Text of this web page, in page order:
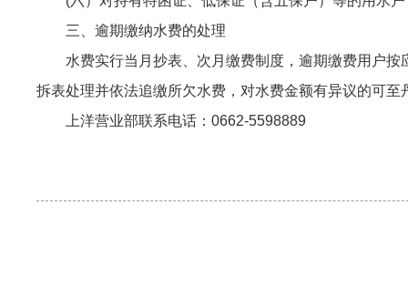
三、逾期缴纳水费的处理
水费实行当月抄表、次月缴费制度，逾期缴费用户按
拆表处理并依法追缴所欠水费，对水费金额有异议的可
上洋营业部联系电话：0662-5598889